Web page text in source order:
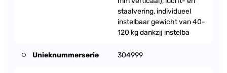
staalvering, individueel
instelbaar gewicht van 40-
120 kg dankzij instelba
Unieknummerserie 304999